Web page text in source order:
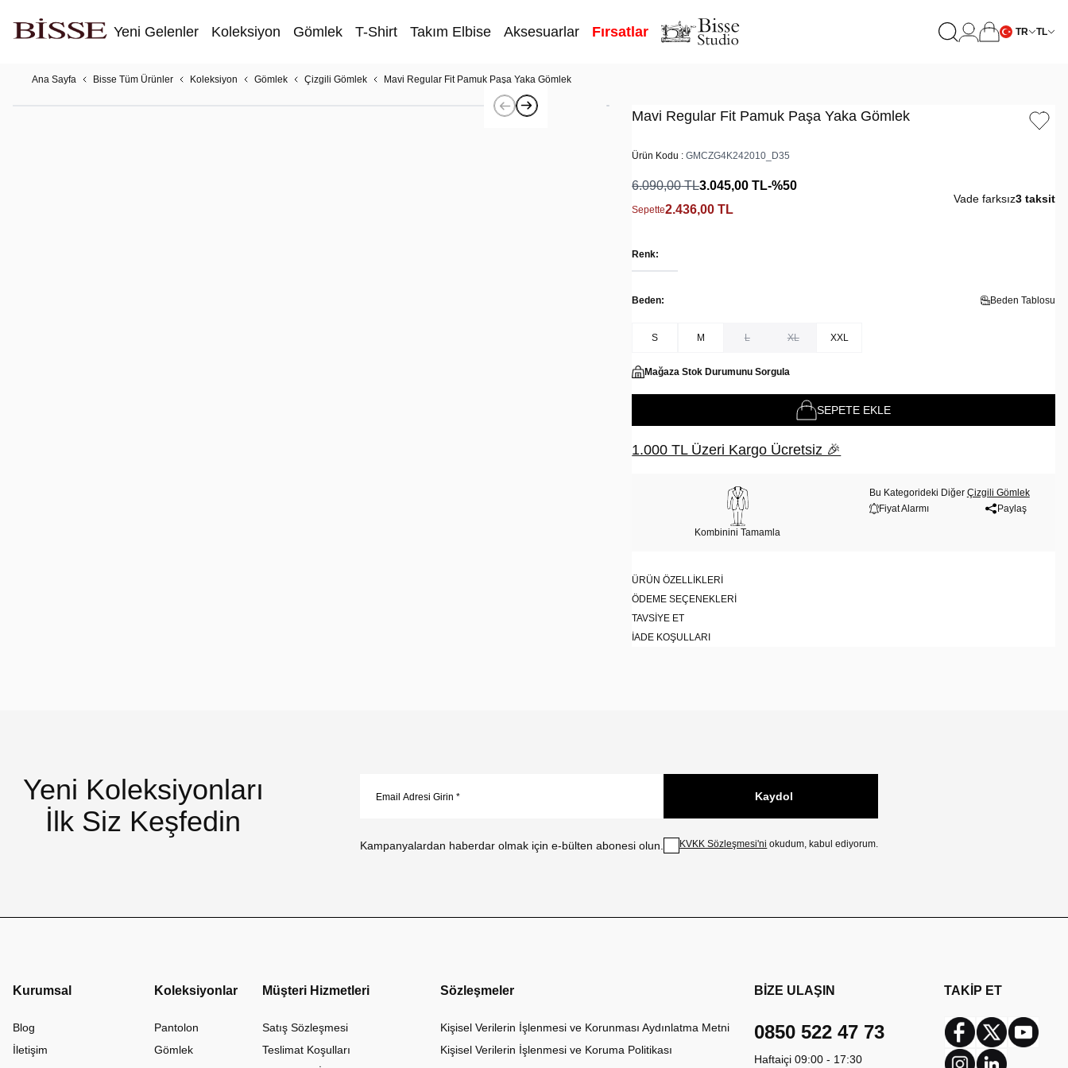
Yeni Gelenler Koleksiyon Gömlek T-Shirt Takım Elbise Aksesuarlar Fırsatlar TR TL
Ana Sayfa Bisse Tüm Ürünler Koleksiyon Gömlek Çizgili Gömlek Mavi Regular Fit Pamuk Paşa Yaka Gömlek
Mavi Regular Fit Pamuk Paşa Yaka Gömlek
Ürün Kodu :GMCZG4K242010_D35
6.090,00TL3.045,00 TL-%50
Sepette2.436,00 TL
Vade farksız3 taksit
Renk:
Beden: Beden Tablosu
S M L XL XXL
Mağaza Stok Durumunu Sorgula
SEPETE EKLE
1.000 TL Üzeri Kargo Ücretsiz 🎉
Kombinini Tamamla
Bu Kategorideki Diğer Çizgili Gömlek
Fiyat Alarmı
Paylaş
ÜRÜN ÖZELLIKLERI
ÖDEME SEÇENEKLERI
TAVSIYE ET
İADE KOŞULLARI
Yeni Koleksiyonları
İlk Siz Keşfedin
Kampanyalardan haberdar olmak için e-bülten abonesi olun.
Kaydol
KVKK Sözleşmesi'ni okudum, kabul ediyorum.
Kurumsal
Blog
İletişim
Koleksiyonlar
Pantolon
Gömlek
Müşteri Hizmetleri
Satış Sözleşmesi
Teslimat Koşulları
Sözleşmeler
Kişisel Verilerin İşlenmesi ve Korunması Aydınlatma Metni
Kişisel Verilerin İşlenmesi ve Koruma Politikası
BİZE ULAŞIN
0850 522 47 73
Haftaiçi 09:00 - 17:30
TAKİP ET
Facebook
Twitter